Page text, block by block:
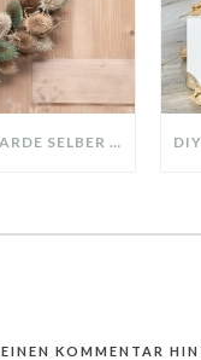
KRANZ AUS WILDEN KARDE SELBER MACHEN: HERBSTDEKO GANZ EINFACH
EINEN KOMMENTAR